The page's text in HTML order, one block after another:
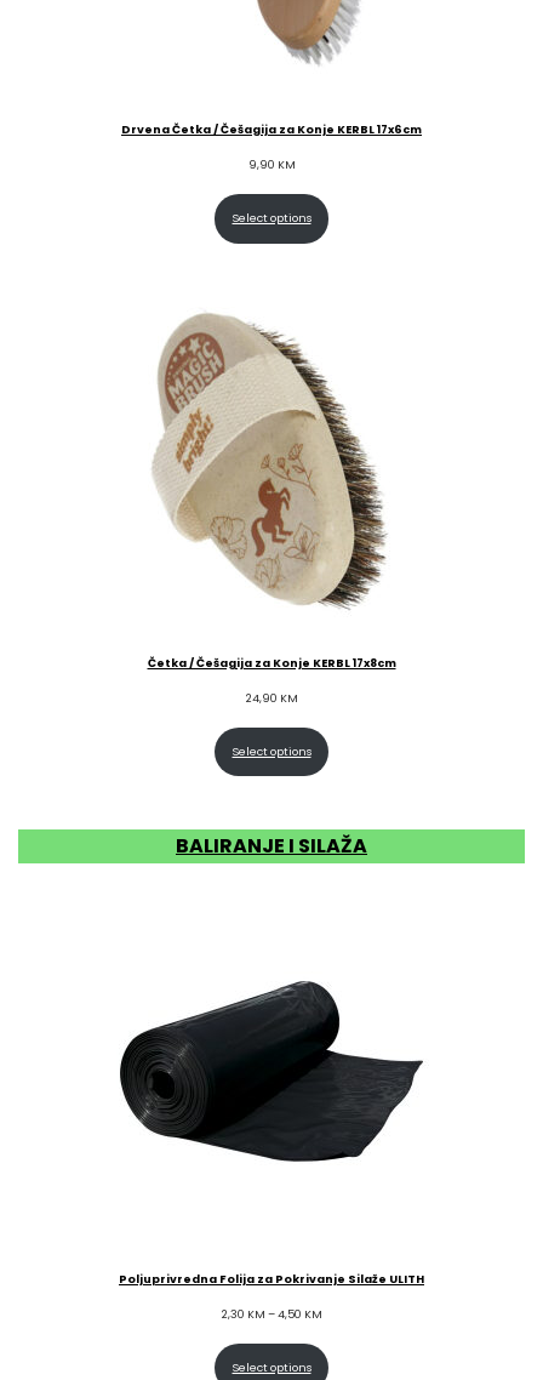
Drvena Četka / Češagija za Konje KERBL 17x6cm
9,90 KM
Select options
Četka / Češagija za Konje KERBL 17x8cm
24,90 KM
Select options
BALIRANJE I SILAŽA
Poljuprivredna Folija za Pokrivanje Silaže ULITH
2,30 KM –4,50 KMPrice
2,30 KM
Select options